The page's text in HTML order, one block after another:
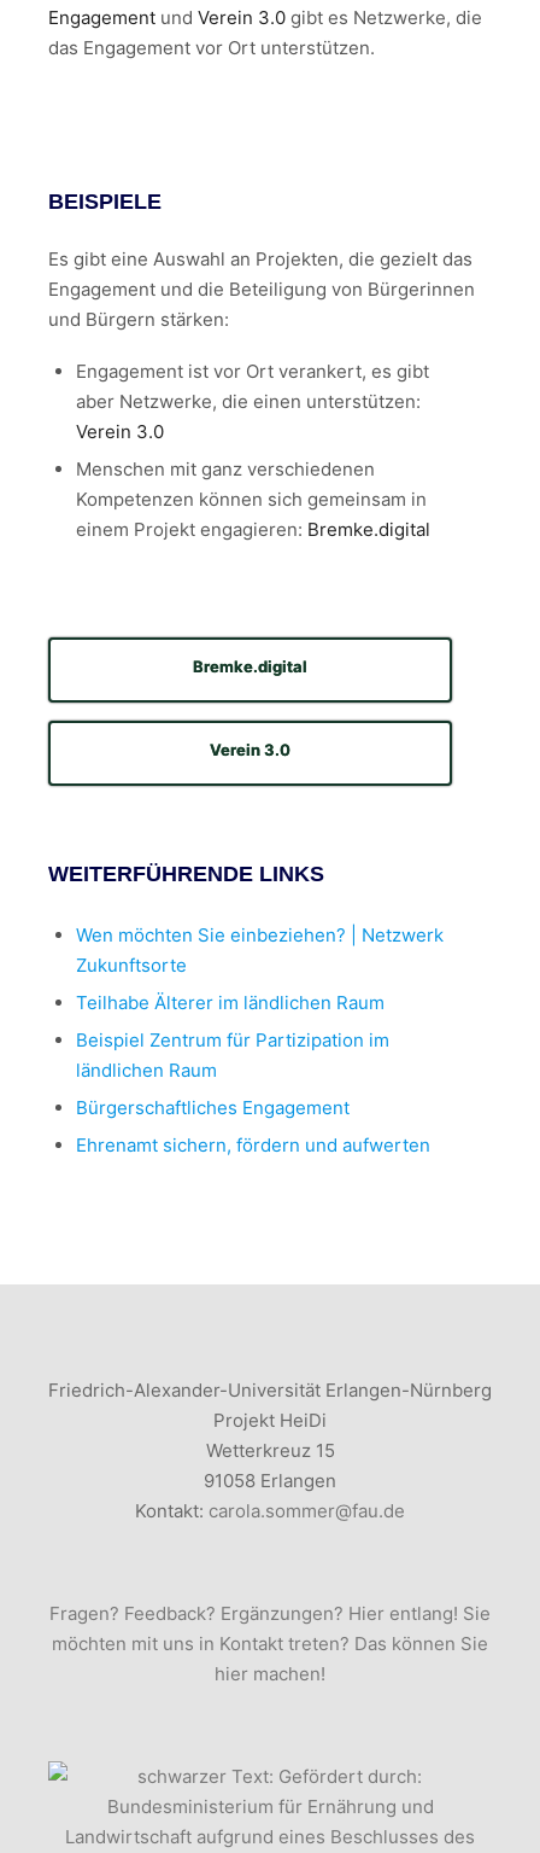
Engagement und Verein 3.0 gibt es Netzwerke, die
das Engagement vor Ort unterstützen.
BEISPIELE
Es gibt eine Auswahl an Projekten, die gezielt das
Engagement und die Beteiligung von Bürgerinnen
und Bürgern stärken:
Engagement ist vor Ort verankert, es gibt
aber Netzwerke, die einen unterstützen:
Verein 3.0
Menschen mit ganz verschiedenen
Kompetenzen können sich gemeinsam in
einem Projekt engagieren: Bremke.digital
Bremke.digital
Verein 3.0
WEITERFÜHRENDE LINKS
Wen möchten Sie einbeziehen? | Netzwerk
Zukunftsorte
Teilhabe Älterer im ländlichen Raum
Beispiel Zentrum für Partizipation im
ländlichen Raum
Bürgerschaftliches Engagement
Ehrenamt sichern, fördern und aufwerten
Friedrich-Alexander-Universität Erlangen-Nürnberg
Projekt HeiDi
Wetterkreuz 15
91058 Erlangen
Kontakt: carola.sommer@fau.de
Fragen? Feedback? Ergänzungen? Hier entlang! Sie
möchten mit uns in Kontakt treten? Das können Sie
hier machen!